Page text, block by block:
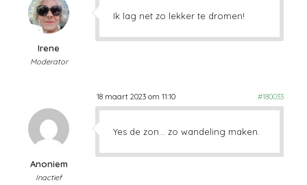
Irene
Moderator
Ik lag net zo lekker te dromen!
18 maart 2023 om 11:10 #180033
Anoniem
Inactief
Yes de zon… zo wandeling maken.